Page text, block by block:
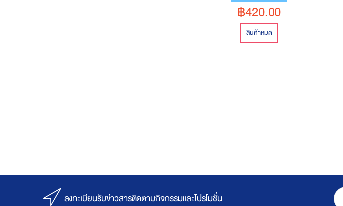
฿420.00
สินค้าหมด
ลงทะเบียนรับข่าวสารติดตามกิจกรรมและโปรโมชั่น